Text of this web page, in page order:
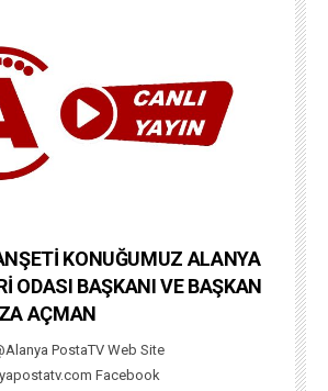
KONUĞUMUZ ALANYA
ODASI BAŞKANI VE BAŞKAN
AÇMAN
PostaTV Web Site
Facebook